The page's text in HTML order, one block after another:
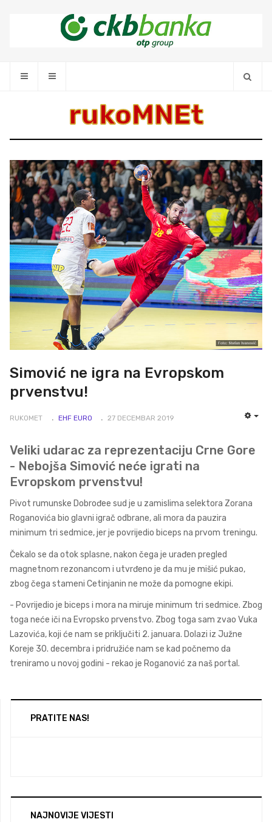
rukoMNEt
Simović ne igra na Evropskom
prvenstvu!
RUKOMET EHF EURO 27 DECEMBAR 2019
Veliki udarac za reprezentaciju Crne Gore
- Nebojša Simović neće igrati na
Evropskom prvenstvu!
Pivot rumunske Dobrođee sud je u zamislima selektora Zorana
Roganovića bio glavni igrač odbrane, ali mora da pauzira
minimum tri sedmice, jer je povrijedio biceps na prvom treningu.
Čekalo se da otok splasne, nakon čega je urađen pregled
magnetnom rezonancom i utvrđeno je da mu je mišić pukao,
zbog čega stameni Cetinjanin ne može da pomogne ekipi.
- Povrijedio je biceps i mora na miruje minimum tri sedmice. Zbog
toga neće iči na Evropsko prvenstvo. Zbog toga sam zvao Vuka
Lazovića, koji će nam se priključiti 2. januara. Dolazi iz Južne
Koreje 30. decembra i pridružiće nam se kad počnemo da
treniramo u novoj godini - rekao je Roganović za naš portal.
PRATITE NAS!
NAJNOVIJE VIJESTI